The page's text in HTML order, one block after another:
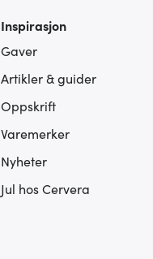
Inspirasjon
Gaver
Artikler & guider
Oppskrift
Varemerker
Nyheter
Jul hos Cervera